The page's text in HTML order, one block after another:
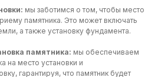
мы заботимся о том, чтобы место
памятника. Это может включать
а также установку фундамента.
памятника: мы обеспечиваем
на место установки и
гарантируя, что памятник будет